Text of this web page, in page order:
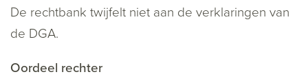
De rechtbank twijfelt niet aan de verklaringen van
de DGA.
Oordeel rechter